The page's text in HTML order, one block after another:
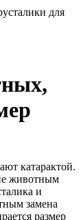
для
катарактой.
животным
и
замена
размер